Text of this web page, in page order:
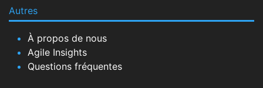
Autres
À propos de nous
Agile Insights
Questions fréquentes